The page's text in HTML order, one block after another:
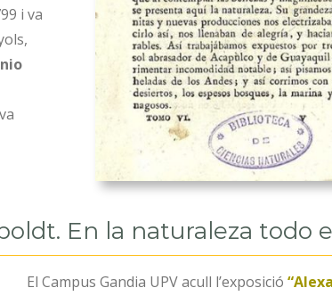
i va
. En la naturaleza todo
El Campus Gandia UPV acull l’exposició